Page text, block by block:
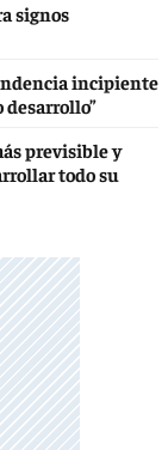
signos
incipiente
previsible y
todo su